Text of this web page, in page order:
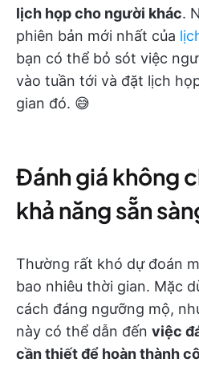
lịch họp cho người khác.
phiên bản mới nhất của
bạn có thể bỏ sót việc
vào tuần tới và đặt lịch
gian đó. 😅
Đánh giá không
khả năng sẵn
Thường rất khó dự đoán
bao nhiêu thời gian. Mặc
cách đáng ngưỡng mộ,
này có thể dẫn đến việc
cần thiết để hoàn thành